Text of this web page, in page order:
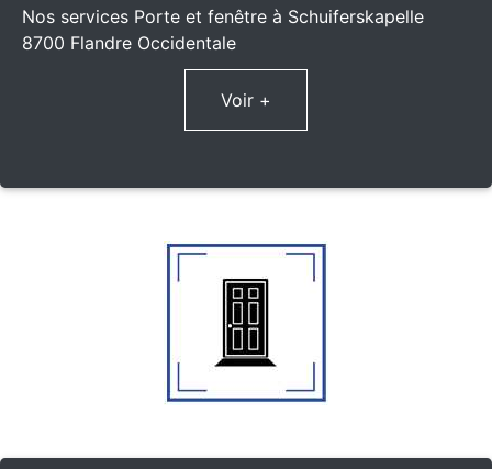
Nos services Porte et fenêtre à Schuiferskapelle
8700 Flandre Occidentale
Voir +